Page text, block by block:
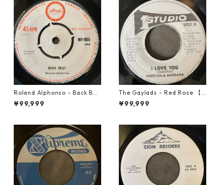
Roland Alphonso - Back Bea
t【7-21909】
¥99,999
The Gaylads - Red Rose 【7
-21853】
¥99,999